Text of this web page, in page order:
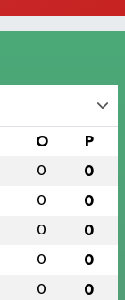
O P
0 0
0 0
0 0
0 0
0 0